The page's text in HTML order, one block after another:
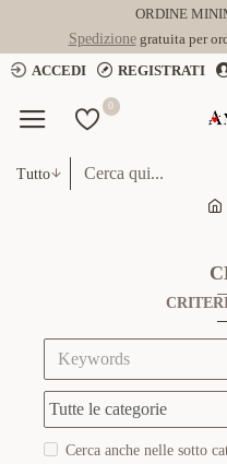
ORDINE
Spedizionegratuita per
ACCEDI
REGISTRATI
0
Tutto
Cerca anche nelle sotto